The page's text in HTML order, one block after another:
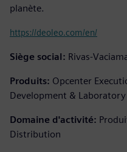
planète.
https://deoleo.com/en/
Siège social: Rivas-
Produits: Opcenter
Development & Laboratory
Domaine d'activité:
Distribution